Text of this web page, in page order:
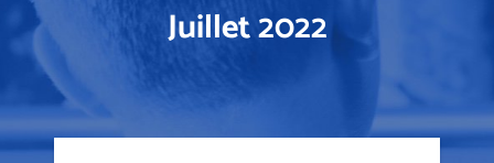
Juillet 2022